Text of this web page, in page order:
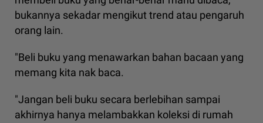
bukannya sekadar mengikut trend atau pengaruh
orang lain.
"Beli buku yang menawarkan bahan bacaan yang
memang kita nak baca.
"Jangan beli buku secara berlebihan sampai
akhirnya hanya melambakkan koleksi di rumah